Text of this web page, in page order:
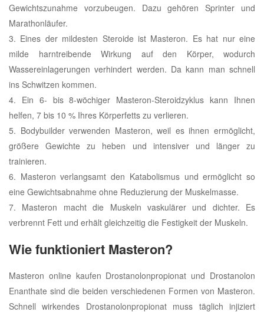
Gewichtszunahme vorzubeugen. Dazu gehören Sprinter und
Marathonläufer.
3. Eines der mildesten Steroide ist Masteron. Es hat nur eine
milde harntreibende Wirkung auf den Körper, wodurch
Wassereinlagerungen verhindert werden. Da kann man schnell
ins Schwitzen kommen.
4. Ein 6- bis 8-wöchiger Masteron-Steroidzyklus kann Ihnen
helfen, 7 bis 10 % Ihres Körperfetts zu verlieren.
5. Bodybuilder verwenden Masteron, weil es ihnen ermöglicht,
größere Gewichte zu heben und intensiver und länger zu
trainieren.
6. Masteron verlangsamt den Katabolismus und ermöglicht so
eine Gewichtsabnahme ohne Reduzierung der Muskelmasse.
7. Masteron macht die Muskeln vaskulärer und dichter. Es
verbrennt Fett und erhält gleichzeitig die Festigkeit der Muskeln.
Wie funktioniert Masteron?
Masteron online kaufen Drostanolonpropionat und Drostanolon
Enanthate sind die beiden verschiedenen Formen von Masteron.
Schnell wirkendes Drostanolonpropionat muss täglich injiziert